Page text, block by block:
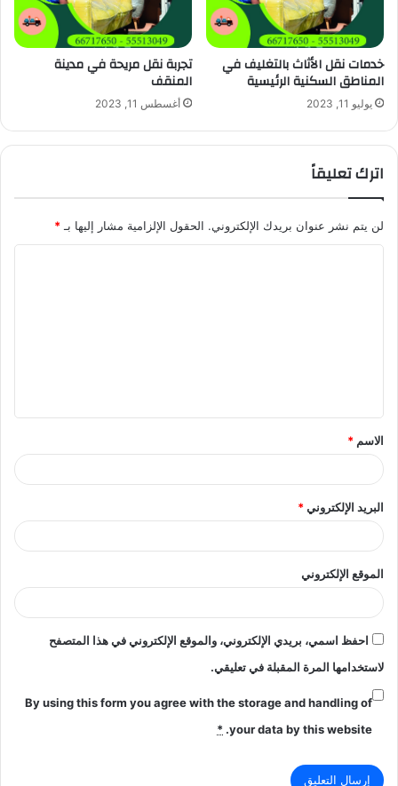
خدمات نقل الأثاث بالتغليف في
المناطق السكنية الرئيسية
يوليو 11, 2023
تجربة نقل مريحة في مدينة
المنقف
أغسطس 11, 2023
اترك تعليقاً
لن يتم نشر عنوان بريدك الإلكتروني. الحقول الإلزامية مشار إليها بـ*
ق
*
الاسم *
البريد الإلكتروني*
الموقع الإلكتروني
احفظ اسمي، بريدي الإلكتروني، والموقع الإلكتروني في هذا المتصفح
لاستخدامها المرة المقبلة في تعليقي.
By using this form you agree with the storage and handling of
your data by this website.
*